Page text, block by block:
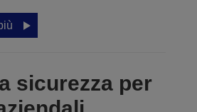
sicurezza per